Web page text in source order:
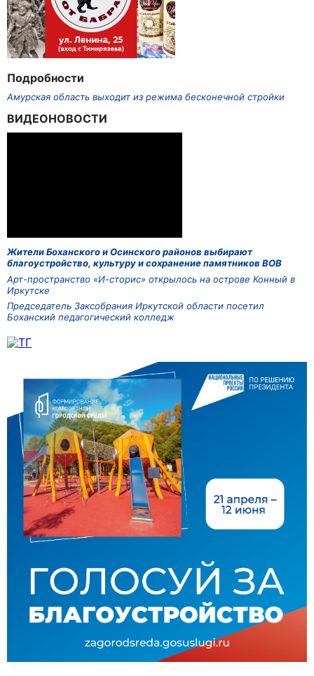
Подробности
Амурская область выходит из режима бесконечной стройки
ВИДЕОНОВОСТИ
Жители Боханского и Осинского районов выбирают
благоустройство, культуру и сохранение памятников ВОВ
Арт-пространство «И-сторис» открылось на острове Конный в
Иркутске
Председатель Заксобрания Иркутской области посетил
Боханский педагогический колледж